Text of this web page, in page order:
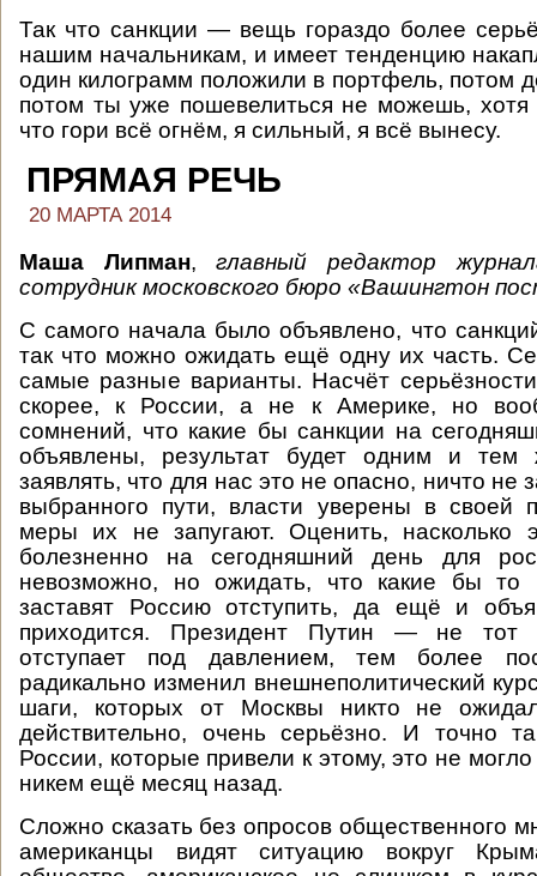
Так что санкции — вещь гораздо более
нашим начальникам, и имеет тенденцию
один килограмм положили в портфель, потом
потом ты уже пошевелиться не можешь, хотя
что гори всё огнём, я сильный, я всё вынесу.
ПРЯМАЯ РЕЧЬ
20 МАРТА 2014
Маша Липман,главный редактор
сотрудник московского бюро «Вашингтон
С самого начала было объявлено, что
так что можно ожидать ещё одну их часть.
самые разные варианты. Насчёт
скорее, к России, а не к Америке, но
сомнений, что какие бы санкции на
объявлены, результат будет одним и тем
заявлять, что для нас это не опасно, ничто не
выбранного пути, власти уверены в своей
меры их не запугают. Оценить, насколько
болезненно на сегодняшний день для
невозможно, но ожидать, что какие бы
заставят Россию отступить, да ещё и
приходится. Президент Путин — не тот
отступает под давлением, тем более
радикально изменил внешнеполитический
шаги, которых от Москвы никто не
действительно, очень серьёзно. И точно
России, которые привели к этому, это не
никем ещё месяц назад.
Сложно сказать без опросов общественного
американцы видят ситуацию вокруг